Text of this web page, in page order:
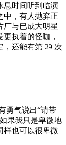
息时间听到临演
中，有人抛弃正
厂与已成大明星
执着的怪咖，
，还能有第 29 次
勇气说出“请带
果我只是卑微地
样也可以很卑微